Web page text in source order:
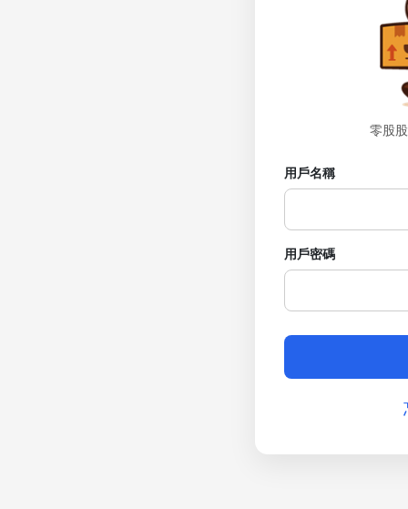
零股
用戶名稱
用戶密碼